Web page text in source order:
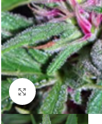
Click to enlarge